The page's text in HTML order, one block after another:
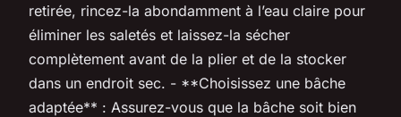
retirée, rincez-la abondamment à l’eau claire pour
éliminer les saletés et laissez-la sécher
complètement avant de la plier et de la stocker
dans un endroit sec. - **Choisissez une bâche
adaptée** : Assurez-vous que la bâche soit bien